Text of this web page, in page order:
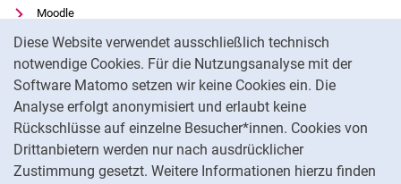
Diese Website verwendet ausschließlich technisch
notwendige Cookies. Für die Nutzungsanalyse mit der
Software Matomo setzen wir keine Cookies ein. Die
Analyse erfolgt anonymisiert und erlaubt keine
Rückschlüsse auf einzelne Besucher*innen. Cookies von
Drittanbietern werden nur nach ausdrücklicher
Zustimmung gesetzt. Weitere Informationen hierzu finden
Moodle
Panopto
Universitätsbibliothek
Datenschutz
Barrierefreiheit
Transparenter KI-Einsatz